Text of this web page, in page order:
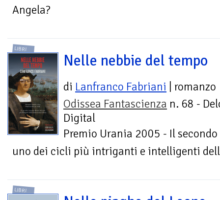
Angela?
LIBRI
Nelle nebbie del tempo
di Lanfranco Fabriani | romanzo
Odissea Fantascienza n. 68 -
Digital
Premio Urania 2005 - Il
uno dei cicli più intriganti e intelligenti
LIBRI